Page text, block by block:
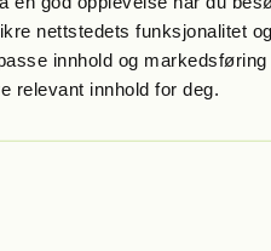
nettstedets funksjonalitet
innhold og markedsføring
relevant innhold for deg.